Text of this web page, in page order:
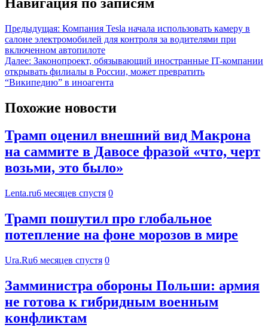
Предыдущая: Компания Tesla начала использовать камеру в
салоне электромобилей для контроля за водителями при
включенном автопилоте
Далее: Законопроект, обязывающий иностранные IT-компании
открывать филиалы в России, может превратить
“Википедию” в иноагента
Похожие новости
Трамп оценил внешний вид Макрона
на саммите в Давосе фразой «что, черт
возьми, это было»
Lenta.ru6 месяцев спустя 0
Трамп пошутил про глобальное
потепление на фоне морозов в мире
Ura.Ru6 месяцев спустя 0
Замминистра обороны Польши: армия
не готова к гибридным военным
конфликтам